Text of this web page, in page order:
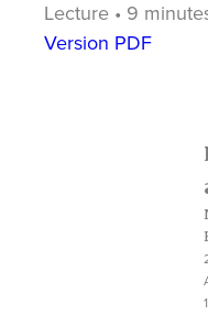
Lecture • 9
Version PDF